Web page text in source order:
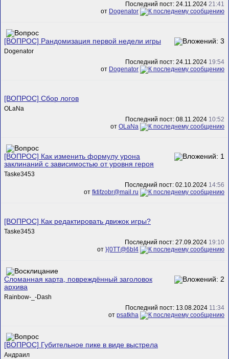
Последний пост: 24.11.2024 21:41
от Dogenator
[ВОПРОС] Рандомизация первой недели игры
Dogenator
Последний пост: 24.11.2024 19:54
от Dogenator
[ВОПРОС] Сбор логов
OLaNa
Последний пост: 08.11.2024 10:52
от OLaNa
[ВОПРОС] Как изменить формулу урона
заклинаний с зависимостью от уровня героя
Taske3453
Последний пост: 02.10.2024 14:56
от fktifzobr@mail.ru
[ВОПРОС] Как редактировать движок игры?
Taske3453
Последний пост: 27.09.2024 19:10
от }{0TT@6bI4
Сломанная карта, повреждённый заголовок
архива
Rainbow-_-Dash
Последний пост: 13.08.2024 11:34
от psatkha
[ВОПРОС] Губительное пике в виде выстрела
Андраил